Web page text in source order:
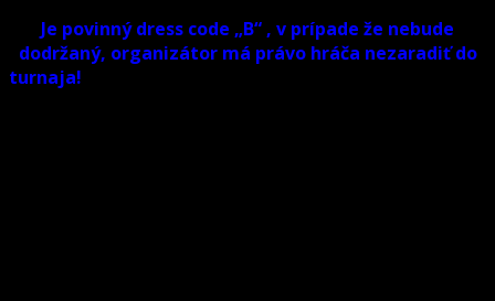
Je povinný dress code „B“ , v prípade že nebude
dodržaný, organizátor má právo hráča nezaradiť do
turnaja!